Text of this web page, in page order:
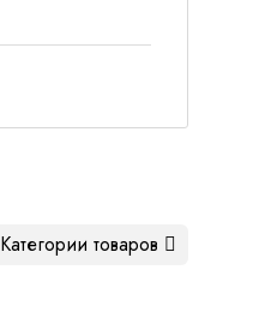
Категории товаров